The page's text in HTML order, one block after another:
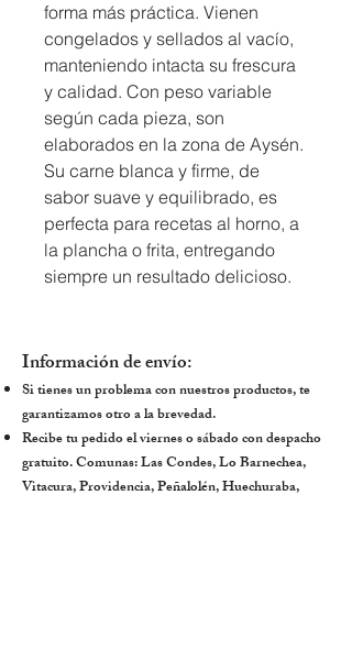
forma más práctica. Vienen
congelados y sellados al vacío,
manteniendo intacta su frescura
y calidad. Con peso variable
según cada pieza, son
elaborados en la zona de Aysén.
Su carne blanca y firme, de
sabor suave y equilibrado, es
perfecta para recetas al horno, a
la plancha o frita, entregando
siempre un resultado delicioso.
Información de envío:
Si tienes un problema con nuestros productos, te
garantizamos otro a la brevedad.
Recibe tu pedido el viernes o sábado con despacho
gratuito. Comunas: Las Condes, Lo Barnechea,
Vitacura, Providencia, Peñalolén, Huechuraba,